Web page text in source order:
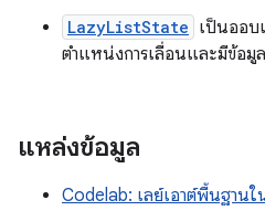
LazyListState เป็นออบ
ตำแหน่งการเลื่อนและมีข้อมู
แหล่งข้อมูล
Codelab: เลย์เอาต์พื้นฐาน